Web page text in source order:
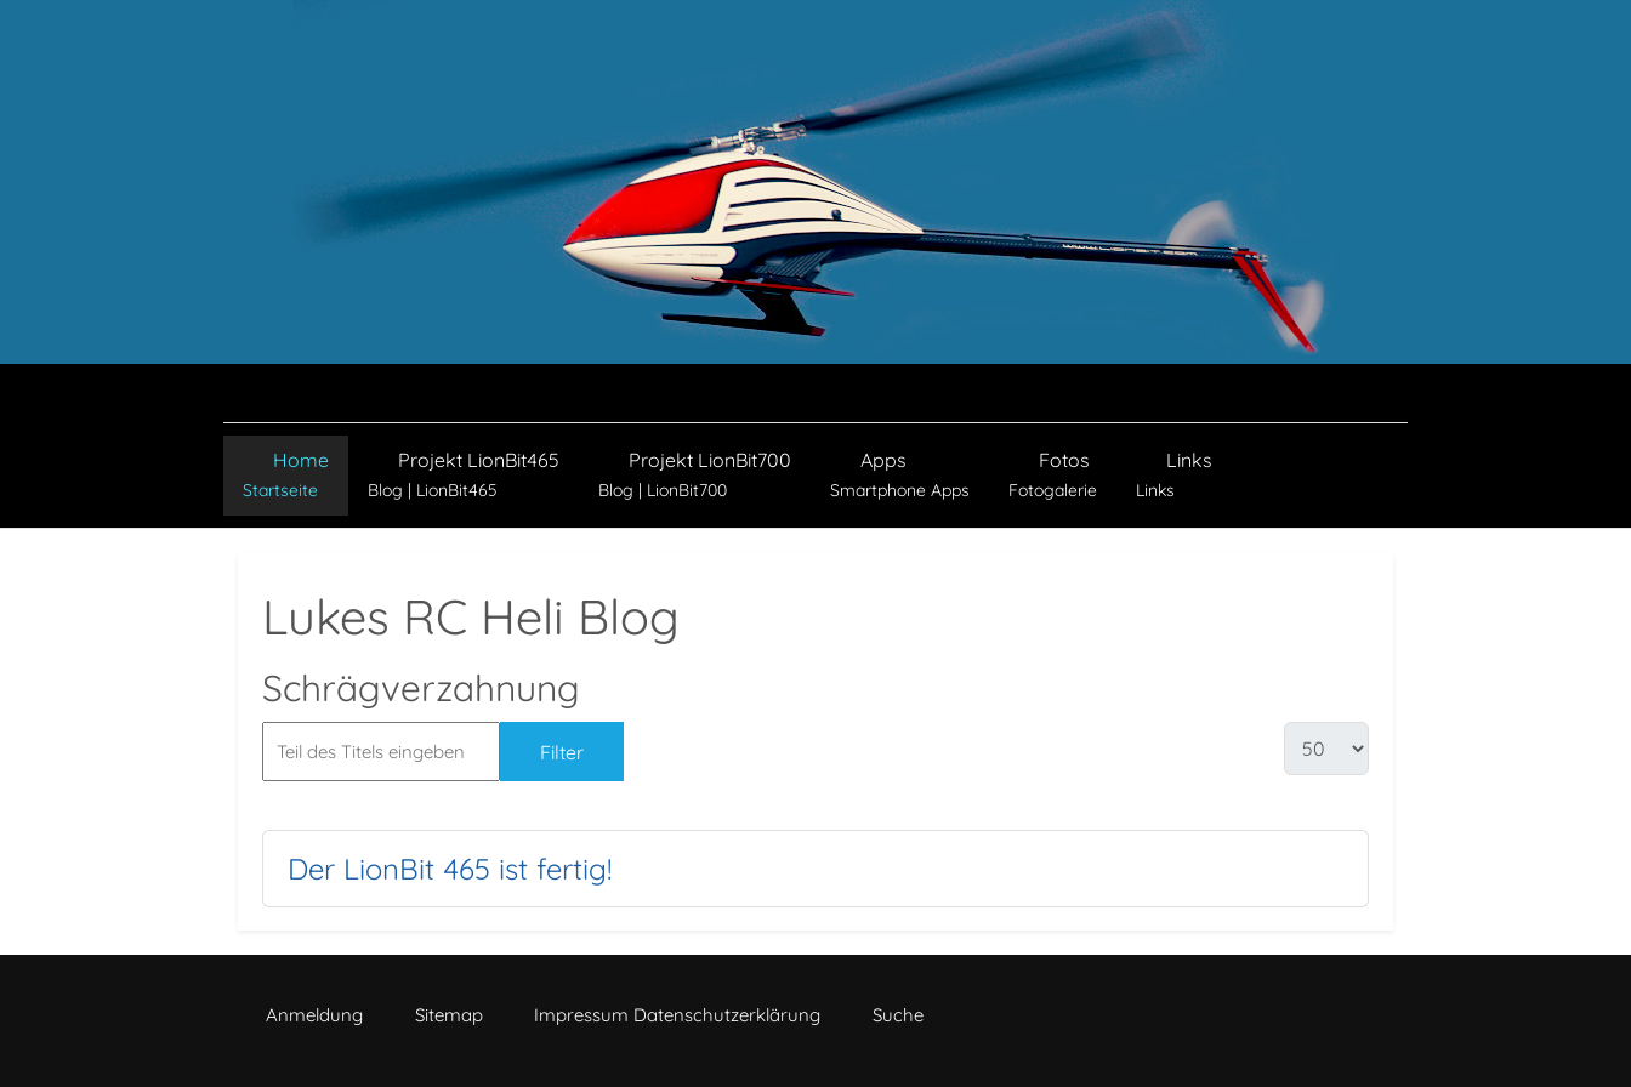
Home
Startseite
Projekt LionBit465
Blog | LionBit465
Projekt LionBit700
Blog | LionBit700
Apps
Smartphone Apps
Fotos
Fotogalerie
Links
Links
Lukes RC Heli Blog
Schrägverzahnung
Filter
Der LionBit 465 ist fertig!
Anmeldung Sitemap Impressum Datenschutzerklärung Suche